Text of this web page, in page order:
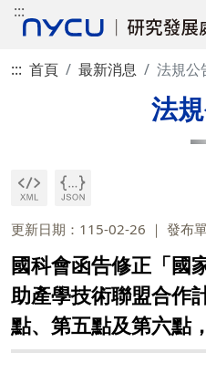
:::
::: 首頁 最新消息 法規公
法
更新日期：115-02-26 發布
國科會函告修正「國
助產學技術聯盟合作
點、第五點及第六點